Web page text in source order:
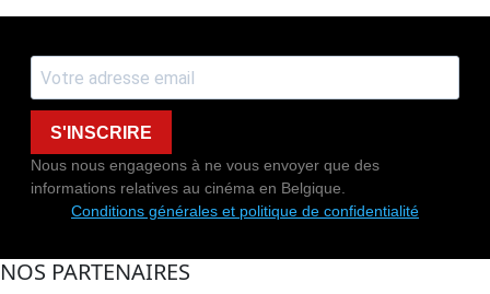
S'INSCRIRE
Nous nous engageons à ne vous envoyer que des
informations relatives au cinéma en Belgique.
Conditions générales et politique de confidentialité
NOS PARTENAIRES